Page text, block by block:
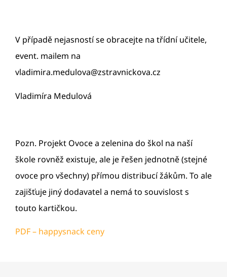
V případě nejasností se obracejte na třídní učitele,
event. mailem na
vladimira.medulova@zstravnickova.cz
Vladimíra Medulová
Pozn. Projekt Ovoce a zelenina do škol na naší
škole rovněž existuje, ale je řešen jednotně (stejné
ovoce pro všechny) přímou distribucí žákům. To ale
zajišťuje jiný dodavatel a nemá to souvislost s
touto kartičkou.
PDF – happysnack ceny